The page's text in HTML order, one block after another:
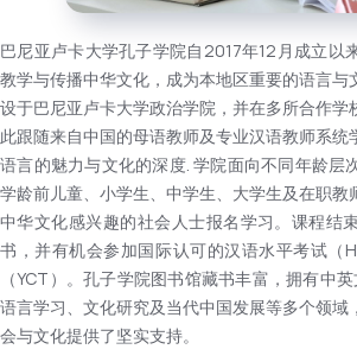
巴尼亚卢卡大学孔子学院自2017年12月成立以
教学与传播中华文化，成为本地区重要的语言与
设于巴尼亚卢卡大学政治学院，并在多所合作学
此跟随来自中国的母语教师及专业汉语教师系统
语言的魅力与文化的深度. 学院面向不同年龄层
学龄前儿童、小学生、中学生、大学生及在职教
中华文化感兴趣的社会人士报名学习。课程结
书，并有机会参加国际认可的汉语水平考试（
（YCT）。孔子学院图书馆藏书丰富，拥有中
语言学习、文化研究及当代中国发展等多个领域
会与文化提供了坚实支持。